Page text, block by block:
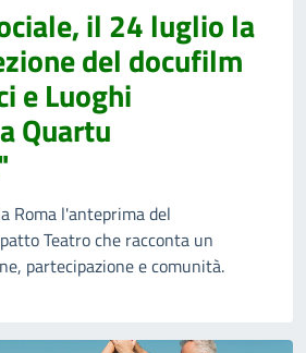
il 24 luglio la
del docufilm
e Luoghi
Quartu
Roma l'anteprima del
Teatro che racconta un
partecipazione e comunità.